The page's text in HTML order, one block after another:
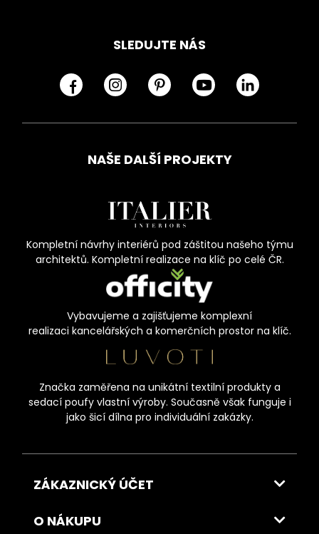
SLEDUJTE NÁS
NAŠE DALŠÍ PROJEKTY
Kompletní návrhy interiérů pod záštitou našeho týmu
architektů. Kompletní realizace na klíč po celé ČR.
Vybavujeme a zajišťujeme komplexní
realizaci kancelářských a komerčních prostor na klíč.
Značka zaměřena na unikátní textilní produkty a
sedací poufy vlastní výroby. Současně však funguje i
jako šicí dílna pro individuální zakázky.
ZÁKAZNICKÝ ÚČET
O NÁKUPU